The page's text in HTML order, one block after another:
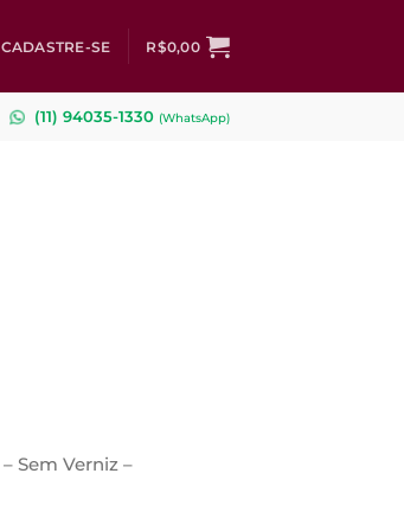
SE R$0,00
(11) 94035-1330 (WhatsApp)
Sem Verniz –